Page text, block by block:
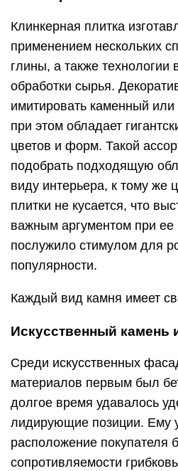
Клинкерная плитка
применением нескольких
глины, а также технологии
обработки сырья.
имитировать каменный
при этом обладает
цветов и форм. Такой
подобрать подходящую
виду интерьера, к тому же
плитки не кусается, что
важным аргументом при ее
послужило стимулом для
популярности.
Каждый вид камня имеет
Искусственный камень
Среди искусственных
материалов первым был
долгое время удавалось
лидирующие позиции. Ему
расположение покупателя
сопротивляемости